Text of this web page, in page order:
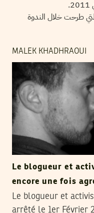
طرحت خلال الندوة
MALEK KHADHRAOUI
Le blogueur et
encore une fois
Le blogueur et
arrêté le 1er Février